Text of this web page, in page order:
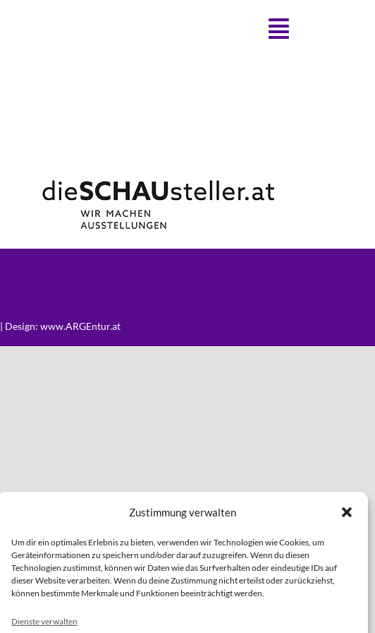
Zustimmung verwalten
Um dir ein optimales Erlebnis zu bieten, verwenden wir Technologien wie Cookies, um
Geräteinformationen zu speichern und/oder darauf zuzugreifen. Wenn du diesen
Technologien zustimmst, können wir Daten wie das Surfverhalten oder eindeutige IDs auf
dieser Website verarbeiten. Wenn du deine Zustimmung nicht erteilst oder zurückziehst,
können bestimmte Merkmale und Funktionen beeinträchtigt werden.
Dienste verwalten
| Design: www.ARGEntur.at